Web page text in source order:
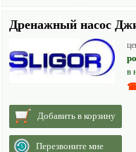
Дренажный насос
в
☎
Добавить в корзину
Перезвоните мне